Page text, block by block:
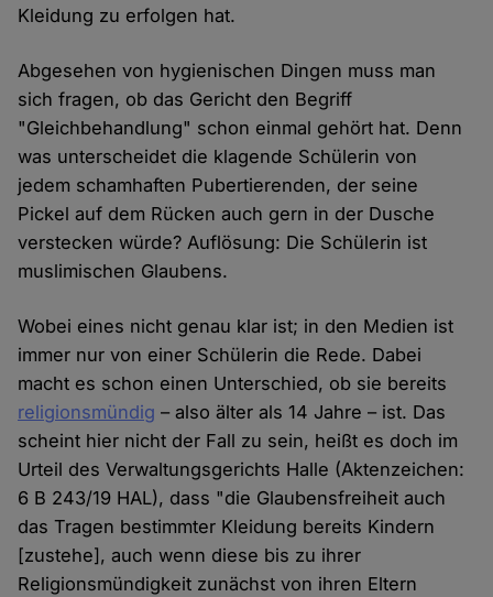
Kleidung zu erfolgen hat.
Abgesehen von hygienischen Dingen muss man
sich fragen, ob das Gericht den Begriff
"Gleichbehandlung" schon einmal gehört hat. Denn
was unterscheidet die klagende Schülerin von
jedem schamhaften Pubertierenden, der seine
Pickel auf dem Rücken auch gern in der Dusche
verstecken würde? Auflösung: Die Schülerin ist
muslimischen Glaubens.
Wobei eines nicht genau klar ist; in den Medien ist
immer nur von einer Schülerin die Rede. Dabei
macht es schon einen Unterschied, ob sie bereits
religionsmündig – also älter als 14 Jahre – ist. Das
scheint hier nicht der Fall zu sein, heißt es doch im
Urteil des Verwaltungsgerichts Halle (Aktenzeichen:
6 B 243/19 HAL), dass "die Glaubensfreiheit auch
das Tragen bestimmter Kleidung bereits Kindern
[zustehe], auch wenn diese bis zu ihrer
Religionsmündigkeit zunächst von ihren Eltern